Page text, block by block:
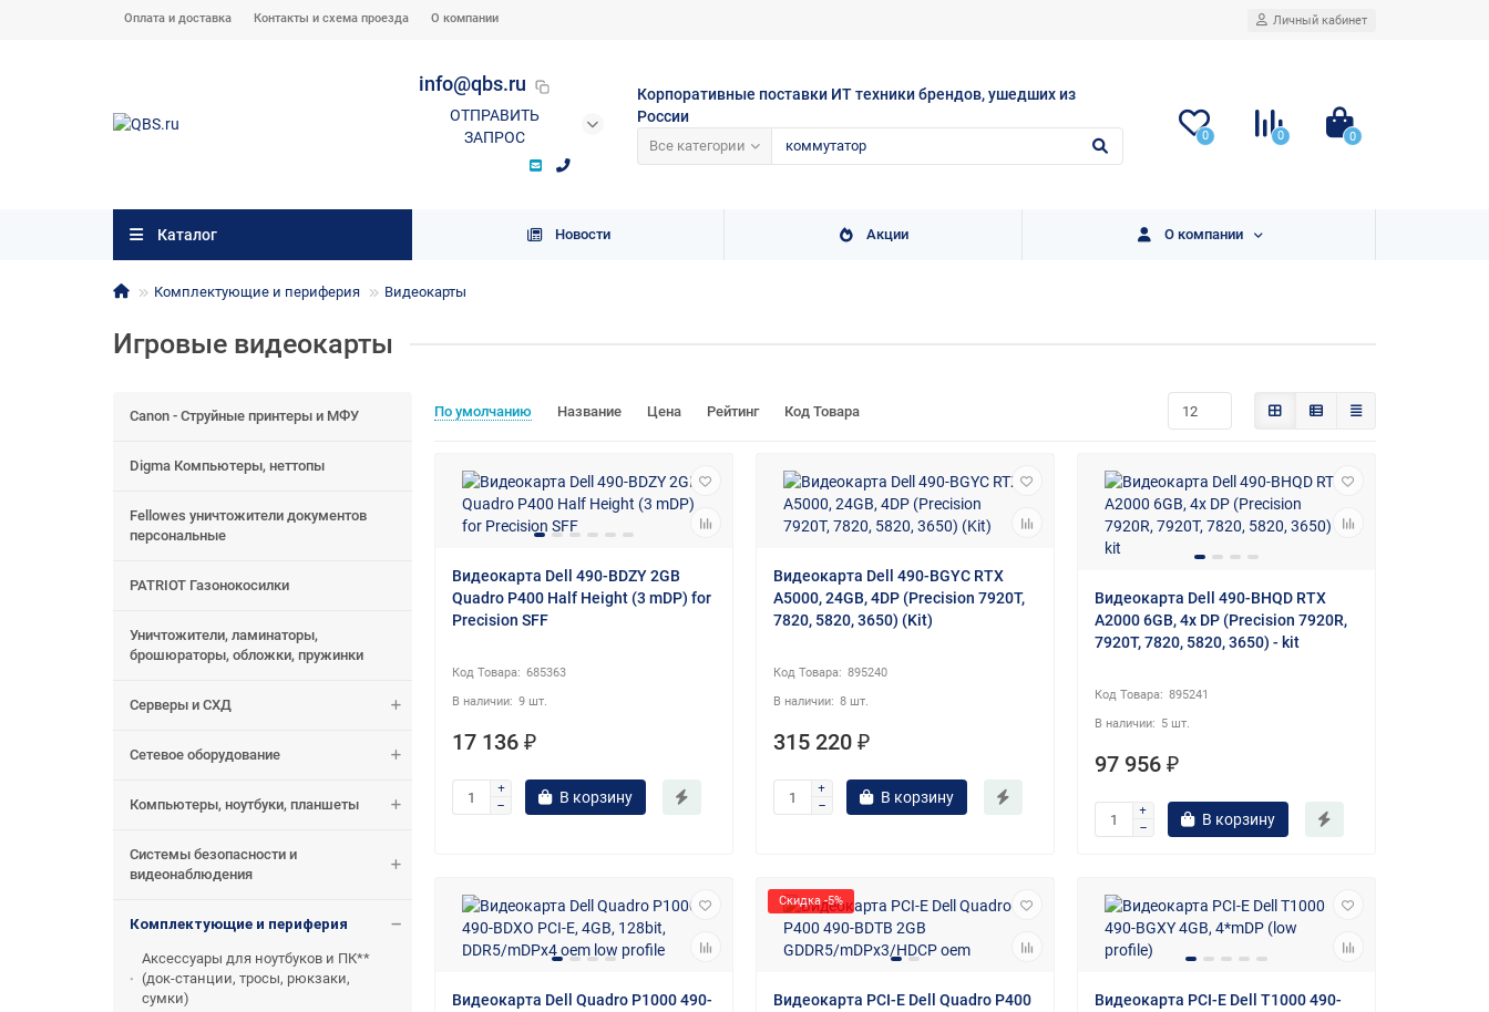
Оплата и доставка Контакты и схема проезда О компании Личный кабинет
Корпоративные поставки ИТ техники брендов, ушедших из
России
Все категории
info@qbs.ru
ОТПРАВИТЬ
ЗАПРОС
0 0 0
Каталог Новости Акции О компании
Комплектующие и периферия Видеокарты
Игровые видеокарты
Canon - Струйные принтеры и МФУ
Digma Компьютеры, неттопы
Fellowes уничтожители документов
персональные
PATRIOT Газонокосилки
Уничтожители, ламинаторы,
брошюраторы, обложки, пружинки
Серверы и СХД
Сетевое оборудование
Компьютеры, ноутбуки, планшеты
Системы безопасности и
видеонаблюдения
Комплектующие и периферия
Аксессуары для ноутбуков и ПК**
(док-станции, тросы, рюкзаки,
сумки)
По умолчанию Название Цена Рейтинг Код Товара
Видеокарта Dell 490-BDZY 2GB
Quadro P400 Half Height (3 mDP) for
Precision SFF
685363
9 шт.
17 136 ₽
В корзину
Видеокарта Dell 490-BGYC RTX
A5000, 24GB, 4DP (Precision 7920T,
7820, 5820, 3650) (Kit)
895240
8 шт.
315 220 ₽
В корзину
Видеокарта Dell 490-BHQD RTX
A2000 6GB, 4x DP (Precision 7920R,
7920T, 7820, 5820, 3650) - kit
895241
5 шт.
97 956 ₽
В корзину
Видеокарта Dell Quadro P1000 490-
Скидка -5%
Видеокарта PCI-E Dell Quadro P400
Видеокарта PCI-E Dell T1000 490-